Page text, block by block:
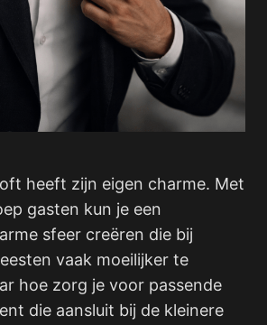
heeft zijn eigen charme. Met
gasten kun je een
sfeer creëren die bij
vaak moeilijker te
hoe zorg je voor passende
die aansluit bij de kleinere